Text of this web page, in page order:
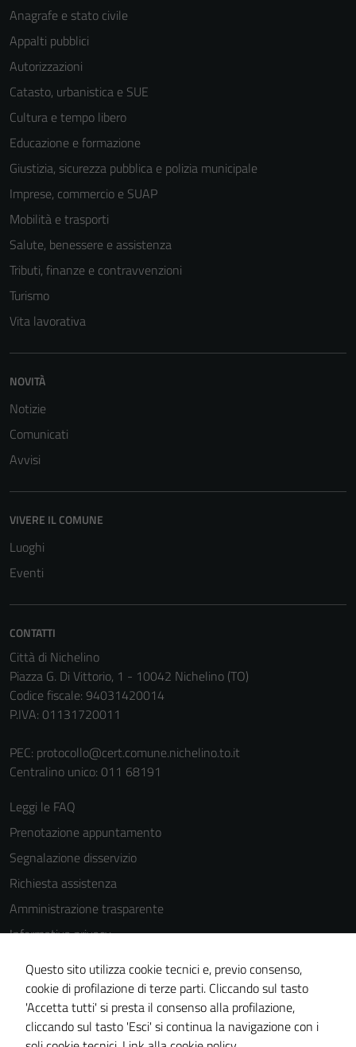
Anagrafe e stato civile
Appalti pubblici
Autorizzazioni
Catasto, urbanistica e SUE
Cultura e tempo libero
Educazione e formazione
Giustizia, sicurezza pubblica e polizia municipale
Imprese, commercio e SUAP
Mobilità e trasporti
Salute, benessere e assistenza
Tributi, finanze e contravvenzioni
Turismo
Vita lavorativa
NOVITÀ
Notizie
Comunicati
Avvisi
VIVERE IL COMUNE
Luoghi
Eventi
CONTATTI
Città di Nichelino
Piazza G. Di Vittorio, 1 - 10042 Nichelino (TO)
Codice fiscale: 94031420014
P.IVA: 01131720011
PEC: protocollo@cert.comune.nichelino.to.it
Centralino unico: 011 68191
Leggi le FAQ
Prenotazione appuntamento
Segnalazione disservizio
Richiesta assistenza
Amministrazione trasparente
Informativa privacy
Cookie Policy
Note legali
Dichiarazione di accessibilità
Piano di miglioramento del sito
Questo sito utilizza cookie tecnici e, previo consenso,
cookie di profilazione di terze parti. Cliccando sul tasto
'Accetta tutti' si presta il consenso alla profilazione,
cliccando sul tasto 'Esci' si continua la navigazione con i
per il
essere